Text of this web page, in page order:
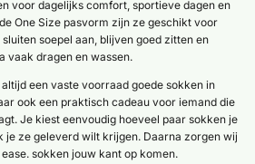
voor dagelijks comfort, sportieve dagen en
One Size pasvorm zijn ze geschikt voor
soepel aan, blijven goed zitten en
vaak dragen en wassen.
een vaste voorraad goede sokken in
ook een praktisch cadeau voor iemand die
Je kiest eenvoudig hoeveel paar sokken je
je ze geleverd wilt krijgen. Daarna zorgen wij
sokken jouw kant op komen.